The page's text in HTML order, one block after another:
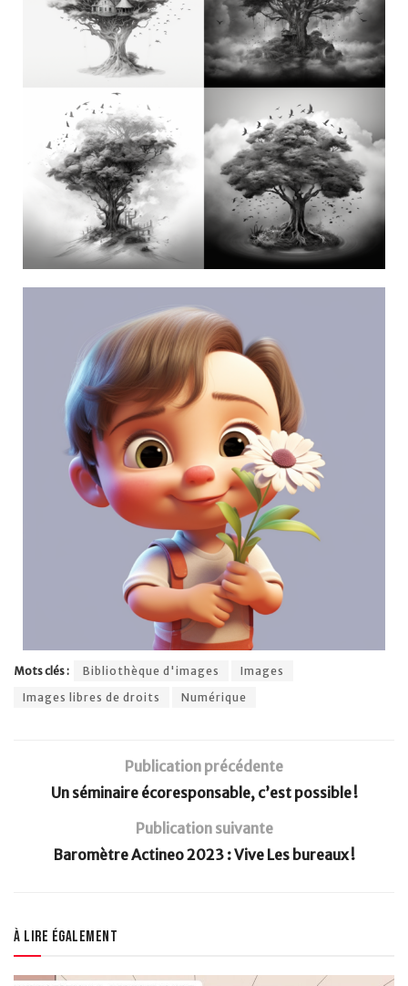
Mots clés : Bibliothèque d'images
Images
Images libres de droits
Numérique
Publication précédente
Un séminaire écoresponsable, c’est possible !
Publication suivante
Baromètre Actineo 2023 : Vive Les bureaux !
À lire également